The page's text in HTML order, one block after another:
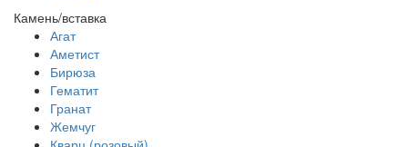
Камень/вставка
Агат
Аметист
Бирюза
Гематит
Гранат
Жемчуг